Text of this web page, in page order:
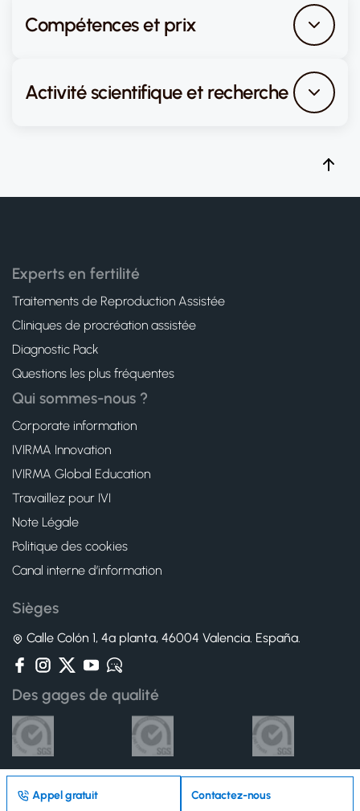
Appel gratuit Contactez-nous
Compétences et prix
Activité scientifique et recherche
Experts en fertilité
Traitements de Reproduction Assistée
Cliniques de procréation assistée
Diagnostic Pack
Questions les plus fréquentes
Qui sommes-nous ?
Corporate information
IVIRMA Innovation
IVIRMA Global Education
Travaillez pour IVI
Note Légale
Politique des cookies
Canal interne d’information
Sièges
Calle Colón 1, 4ª planta, 46004 Valencia. España.
Des gages de qualité